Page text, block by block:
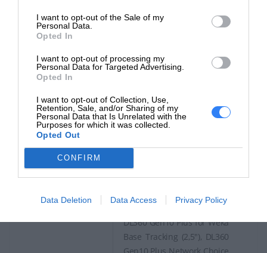
I want to opt-out of the Sale of my
Personal Data.
Opted In
I want to opt-out of processing my
Personal Data for Targeted Advertising.
Opted In
I want to opt-out of Collection, Use,
Retention, Sale, and/or Sharing of my
Personal Data that Is Unrelated with the
Purposes for which it was collected.
Opted Out
CONFIRM
Data Deletion Data Access Privacy Policy
Gen10 Entry (2,5"), DL360
Gen10 Low (2,5"), DL360
Network Choice for SAP
HANA Compute Block (2,5"),
for Cohesity DataPlatform
(2,5"), DL360 Gen10 Plus
(2,5"), DL360 Gen10 Plus All-
NVMe Server for Software
Defined Storage (2,5"),
DL360 Gen10 Plus for Weka
Base Tracking (2,5"), DL360
Gen10 Plus Network Choice